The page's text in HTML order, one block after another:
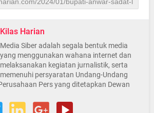
Kilas Harian
Media Siber adalah segala bentuk media
yang menggunakan wahana internet dan
melaksanakan kegiatan jurnalistik, serta
memenuhi persyaratan Undang-Undang
Pers yang ditetapkan Dewan